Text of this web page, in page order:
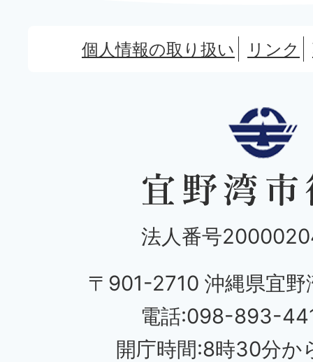
個人情報の取り扱い リンク
法人番号
〒901-2710 沖縄県宜野
電話:098-893-
開庁時間:8時30分か